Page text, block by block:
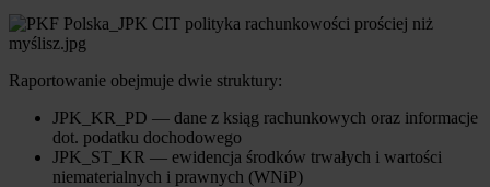
Raportowanie obejmuje dwie struktury:
JPK_KR_PD — dane z ksiąg rachunkowych oraz informacje
dot. podatku dochodowego
JPK_ST_KR — ewidencja środków trwałych i wartości
niematerialnych i prawnych (WNiP)